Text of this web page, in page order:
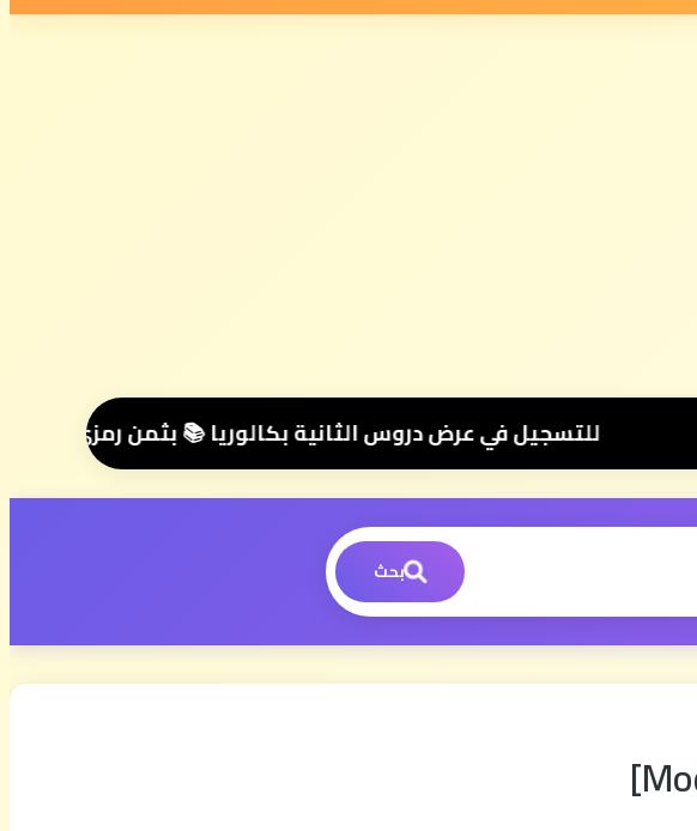
للتسجيل في عرض دروس الثانية بكالوريا 📚 بثمن رمزي 💰 500 درهم فقط للموسم الكامل ⭐ تواصل معنا عبر واتساب هنا 📲06.00.58.39.68📲 وسنتواصل معك 🤝 مرحبا بك في مجموعتنا الخاصة 👥
بحث